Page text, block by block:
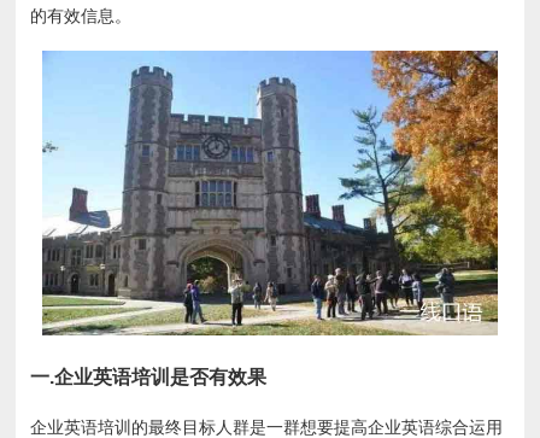
的有效信息。
一.企业英语培训是否有效果
企业英语培训的最终目标人群是一群想要提高企业英语综合运用